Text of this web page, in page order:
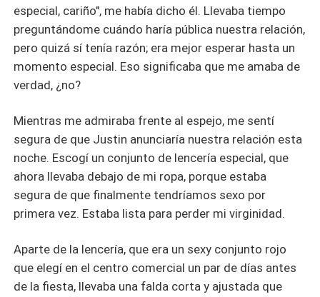
especial, cariño", me había dicho él. Llevaba tiempo
preguntándome cuándo haría pública nuestra relación,
pero quizá sí tenía razón; era mejor esperar hasta un
momento especial. Eso significaba que me amaba de
verdad, ¿no?
Mientras me admiraba frente al espejo, me sentí
segura de que Justin anunciaría nuestra relación esta
noche. Escogí un conjunto de lencería especial, que
ahora llevaba debajo de mi ropa, porque estaba
segura de que finalmente tendríamos sexo por
primera vez. Estaba lista para perder mi virginidad.
Aparte de la lencería, que era un sexy conjunto rojo
que elegí en el centro comercial un par de días antes
de la fiesta, llevaba una falda corta y ajustada que